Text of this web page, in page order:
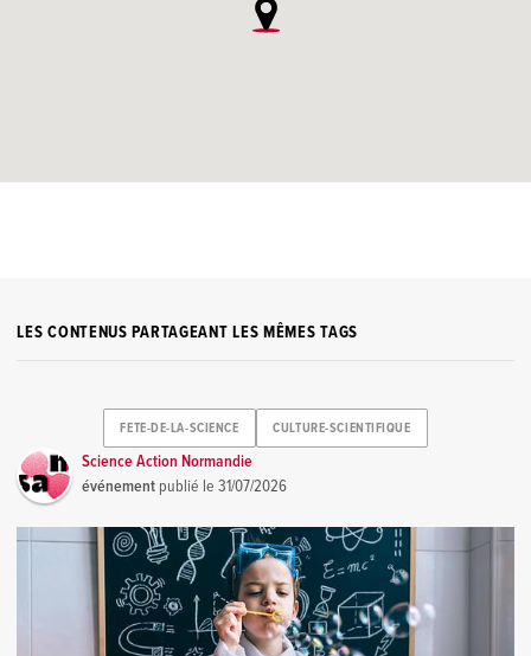
LES CONTENUS PARTAGEANT LES MÊMES TAGS
FETE-DE-LA-SCIENCE CULTURE-SCIENTIFIQUE
Science Action Normandie
événement publié le31/07/2026